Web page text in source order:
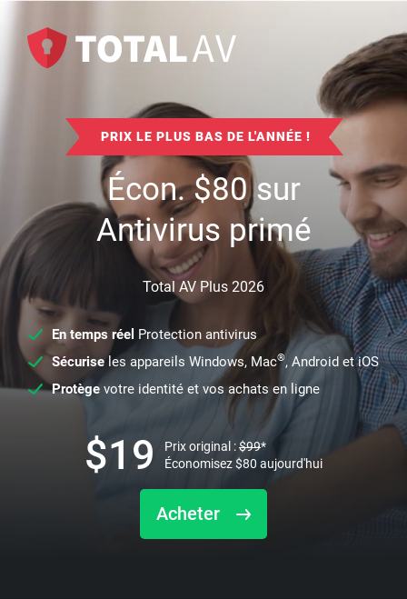
PRIX LE PLUS BAS DE L'ANNÉE !
Écon.$80sur
Antivirus primé
Total AV Plus 2026
En temps réel Protection antivirus
Sécuriseles appareils Windows, Mac®, Android et iOS
Protège votre identité et vos achats en ligne
Acheter
$19 Prix original :$99*
Économisez$80 aujourd'hui